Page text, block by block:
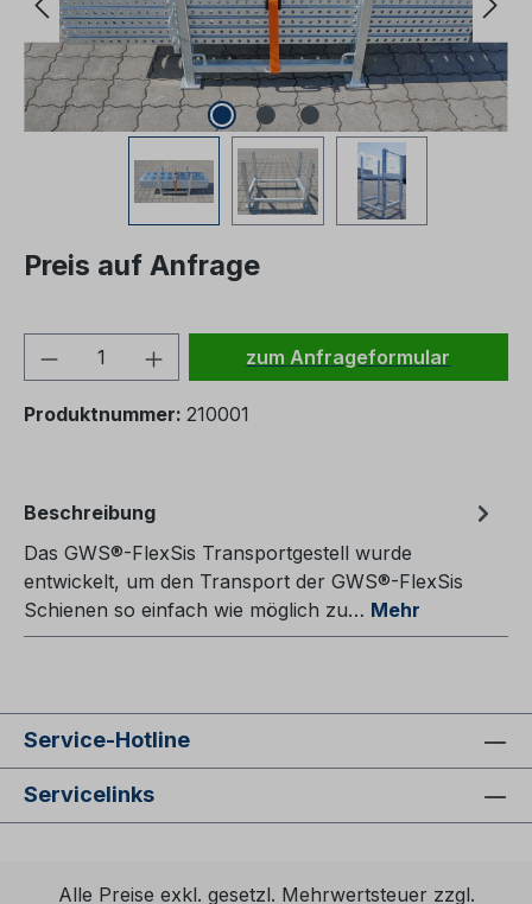
Preis auf Anfrage
Produkt Anzahl: Gib den
zum Anfrageformular
Produktnummer: 210001
Beschreibung
Das GWS®-FlexSis Transportgestell wurde
entwickelt, um den Transport der GWS®-FlexSis
Schienen so einfach wie möglich zu… Mehr
Service-Hotline
Servicelinks
Alle Preise exkl. gesetzl. Mehrwertsteuer zzgl.